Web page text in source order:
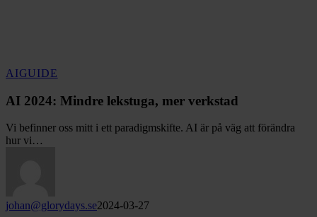
AIGUIDE
Mindre
mer
AI 2024: Mindre lekstuga, mer verkstad
Vi befinner oss mitt i ett paradigmskifte. AI är på väg att förändra
hur vi…
johan@glorydays.se2024-03-27